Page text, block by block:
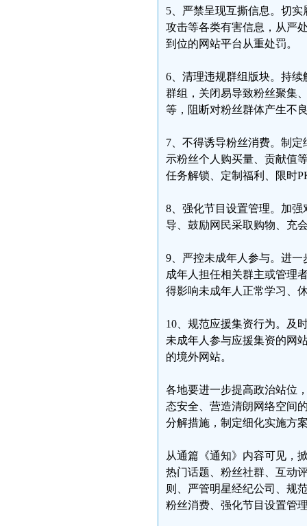
5、严禁呈现互撕信息。切
攻击等各类有害信息，从严
到位的网站平台从重处罚。
6、清理违规群组版块。持
群组，关闭易导致粉丝聚集
等，阻断对粉丝群体产生不
7、不得诱导粉丝消费。制
示粉丝个人购买量、贡献值
任务解锁、定制福利、限时
8、强化节目设置管理。加
导、鼓励网民采取购物、充
9、严控未成年人参与。进
成年人担任相关群主或管理
得影响未成年人正常学习、
10、规范应援集资行为。及
未成年人参与应援集资的网
的境外网站。
各地要进一步提高政治站位
态安全、营造清朗网络空间
分解措施，制定细化实施方
从通篇《通知》内容可见，
热门话题、粉丝社群、互动
则、严管明星经纪公司、规
粉丝消费、强化节目设置管